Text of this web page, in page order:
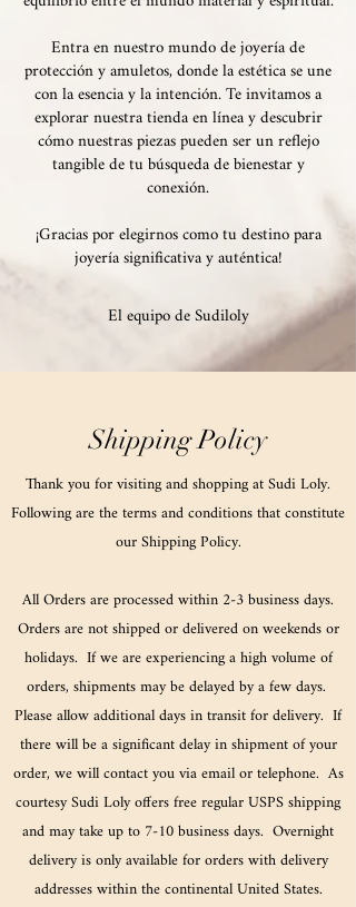
Entra en nuestro mundo de joyería de
protección y amuletos, donde la estética se une
con la esencia y la intención. Te invitamos a
explorar nuestra tienda en línea y descubrir
cómo nuestras piezas pueden ser un reflejo
tangible de tu búsqueda de bienestar y
conexión.
¡Gracias por elegirnos como tu destino para
joyería significativa y auténtica!
El equipo de Sudiloly
Shipping Policy
Thank you for visiting and shopping at Sudi Loly.
Following are the terms and conditions that constitute
our Shipping Policy.
All Orders are processed within 2-3 business days.
Orders are not shipped or delivered on weekends or
holidays. If we are experiencing a high volume of
orders, shipments may be delayed by a few days.
Please allow additional days in transit for delivery. If
there will be a significant delay in shipment of your
order, we will contact you via email or telephone. As
courtesy Sudi Loly offers free regular USPS shipping
and may take up to 7-10 business days. Overnight
delivery is only available for orders with delivery
addresses within the continental United States.